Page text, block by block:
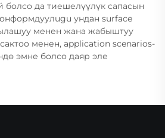
болсо да тиешелүүлүк сапасын
ундан surface
менен жана жабыштуу
менен, application scenarios-
эмне болсо даяр эле